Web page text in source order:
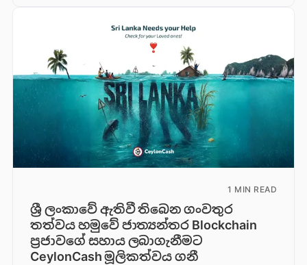
1 MIN READ
ශ්‍රී ලංකාවේ ඇතිවී තිබෙන ගංවතුර
තත්වය හමුවේ ජාත්‍යන්තර Blockchain
ප්‍රජාවගේ සහාය ලබාගැනීමට
CeylonCash මූලිකත්වය ග​නී